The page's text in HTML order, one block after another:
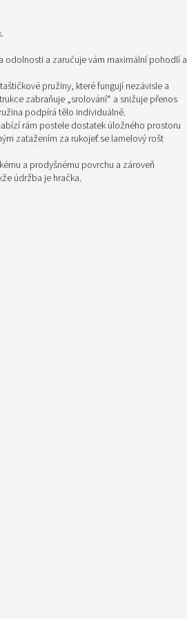
odolnosti a zaručuje vám maximální pohodlí a
pružiny, které fungují nezávisle a
zabraňuje „srolování“ a snižuje přenos
podpírá tělo individuálně.
rám postele dostatek úložného prostoru
zatažením za rukojeť se lamelový rošt
a prodyšnému povrchu a zároveň
údržba je hračka.